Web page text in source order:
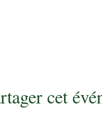
cet